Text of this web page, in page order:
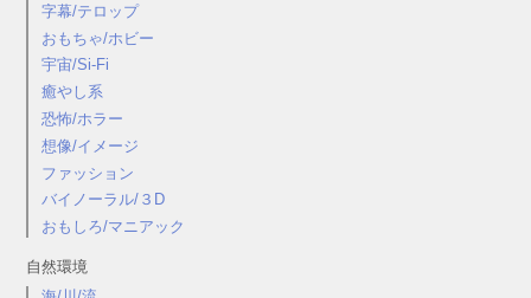
字幕/テロップ
おもちゃ/ホビー
宇宙/Si-Fi
癒やし系
恐怖/ホラー
想像/イメージ
ファッション
バイノーラル/３D
おもしろ/マニアック
自然環境